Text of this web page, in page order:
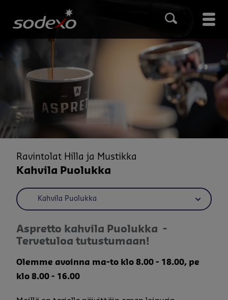
Main
Ravintolat Hilla ja Mustikka
Kahvila Puolukka
Kahvila Puolukka
Ravintolan etusivu
Kokouspalvelut
Aspretto kahvila Puolukka -
Tervetuloa tutustumaan!
Olemme avoinna ma-to klo 8.00 - 18.00, pe
klo 8.00 - 16.00